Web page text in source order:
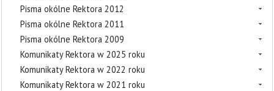
Pisma okólne Rektora 2012
Pisma okólne Rektora 2011
Pisma okólne Rektora 2009
Komunikaty Rektora w 2025 roku
Komunikaty Rektora w 2022 roku
Komunikaty Rektora w 2021 roku